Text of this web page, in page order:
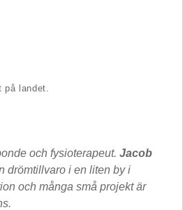
landet.
och fysioterapeut. Jacob
drömtillvaro i en liten by i
och många små projekt är